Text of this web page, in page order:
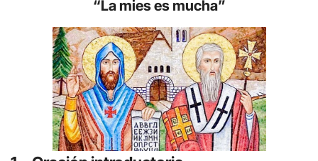
“La mies es mucha”